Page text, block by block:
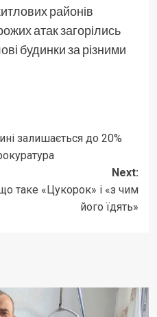
районів
атак загорілись
будинки за різними
залишається до 20%
Next:
таке «Цукорок» і «з чим
його їдять»